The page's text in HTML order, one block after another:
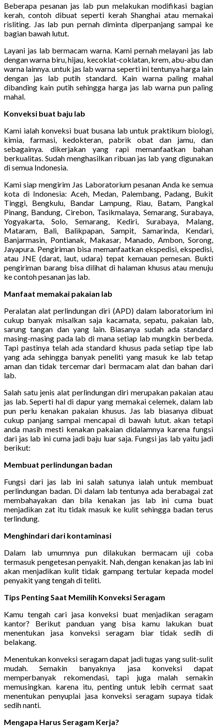
Beberapa pesanan jas lab pun melakukan modifikasi bagian
kerah, contoh dibuat seperti kerah Shanghai atau memakai
risliting. Jas lab pun pernah diminta diperpanjang sampai ke
bagian bawah lutut.
Layani jas lab bermacam warna. Kami pernah melayani jas lab
dengan warna biru, hijau, kecoklat-coklatan, krem, abu-abu dan
warna lainnya. untuk jas lab warna seperti ini tentunya harga lain
dengan jas lab putih standard. Kain warna paling mahal
dibanding kain putih sehingga harga jas lab warna pun paling
mahal.
Konveksi buat baju lab
Kami ialah konveksi buat busana lab untuk praktikum biologi,
kimia, farmasi, kedokteran, pabrik obat dan jamu, dan
sebagainya. dikerjakan yang rapi memanfaatkan bahan
berkualitas. Sudah menghasilkan ribuan jas lab yang digunakan
di semua Indonesia.
Kami siap mengirim Jas Laboratorium pesanan Anda ke semua
kota di Indonesia: Aceh, Medan, Palembang, Padang, Bukit
Tinggi, Bengkulu, Bandar Lampung, Riau, Batam, Pangkal
Pinang, Bandung, Cirebon, Tasikmalaya, Semarang, Surabaya,
Yogyakarta, Solo, Semarang, Kediri, Surabaya, Malang,
Mataram, Bali, Balikpapan, Sampit, Samarinda, Kendari,
Banjarmasin, Pontianak, Makasar, Manado, Ambon, Sorong,
Jayapura. Pengiriman bisa memanfaatkan ekspedisi, ekspedisi,
atau JNE (darat, laut, udara) tepat kemauan pemesan. Bukti
pengiriman barang bisa dilihat di halaman khusus atau menuju
ke contoh pesanan jas lab.
Manfaat memakai pakaian lab
Peralatan alat perlindungan diri (APD) dalam laboratorium ini
cukup banyak misalkan saja kacamata, sepatu, pakaian lab,
sarung tangan dan yang lain. Biasanya sudah ada standard
masing-masing pada lab di mana setiap lab mungkin berbeda.
Tapi pastinya telah ada standard khusus pada setiap tipe lab
yang ada sehingga banyak peneliti yang masuk ke lab tetap
aman dan tidak tercemar dari bermacam alat dan bahan dari
lab.
Salah satu jenis alat perlindungan diri merupakan pakaian atau
jas lab. Seperti hal di dapur yang memakai celemek, dalam lab
pun perlu kenakan pakaian khusus. Jas lab biasanya dibuat
cukup panjang sampai mencapai di bawah lutut. akan tetapi
anda masih mesti kenakan pakaian didalamnya karena fungsi
dari jas lab ini cuma jadi baju luar saja. Fungsi jas lab yaitu jadi
berikut:
Membuat perlindungan badan
Fungsi dari jas lab ini salah satunya ialah untuk membuat
perlindungan badan. Di dalam lab tentunya ada berabagai zat
membahayakan dan bila kenakan jas lab ini cuma buat
menjadikan zat itu tidak masuk ke kulit sehingga badan terus
terlindung.
Menghindari dari kontaminasi
Dalam lab umumnya pun dilakukan bermacam uji coba
termasuk pengetesan penyakit. Nah, dengan kenakan jas lab ini
akan menjadikan kulit tidak gampang tertular kepada model
penyakit yang tengah di teliti.
Tips Penting Saat Memilih Konveksi Seragam
Kamu tengah cari jasa konveksi buat menjadikan seragam
kantor? Berikut panduan yang bisa kamu lakukan buat
menentukan jasa konveksi seragam biar tidak sedih di
belakang.
Menentukan konveksi seragam dapat jadi tugas yang sulit-sulit
mudah. Semakin banyaknya jasa konveksi dapat
memperbanyak rekomendasi, tapi juga malah semakin
memusingkan. karena itu, penting untuk lebih cermat saat
menentukan penyuplai jasa konveksi seragam supaya tidak
sedih nanti.
Mengapa Harus Seragam Kerja?